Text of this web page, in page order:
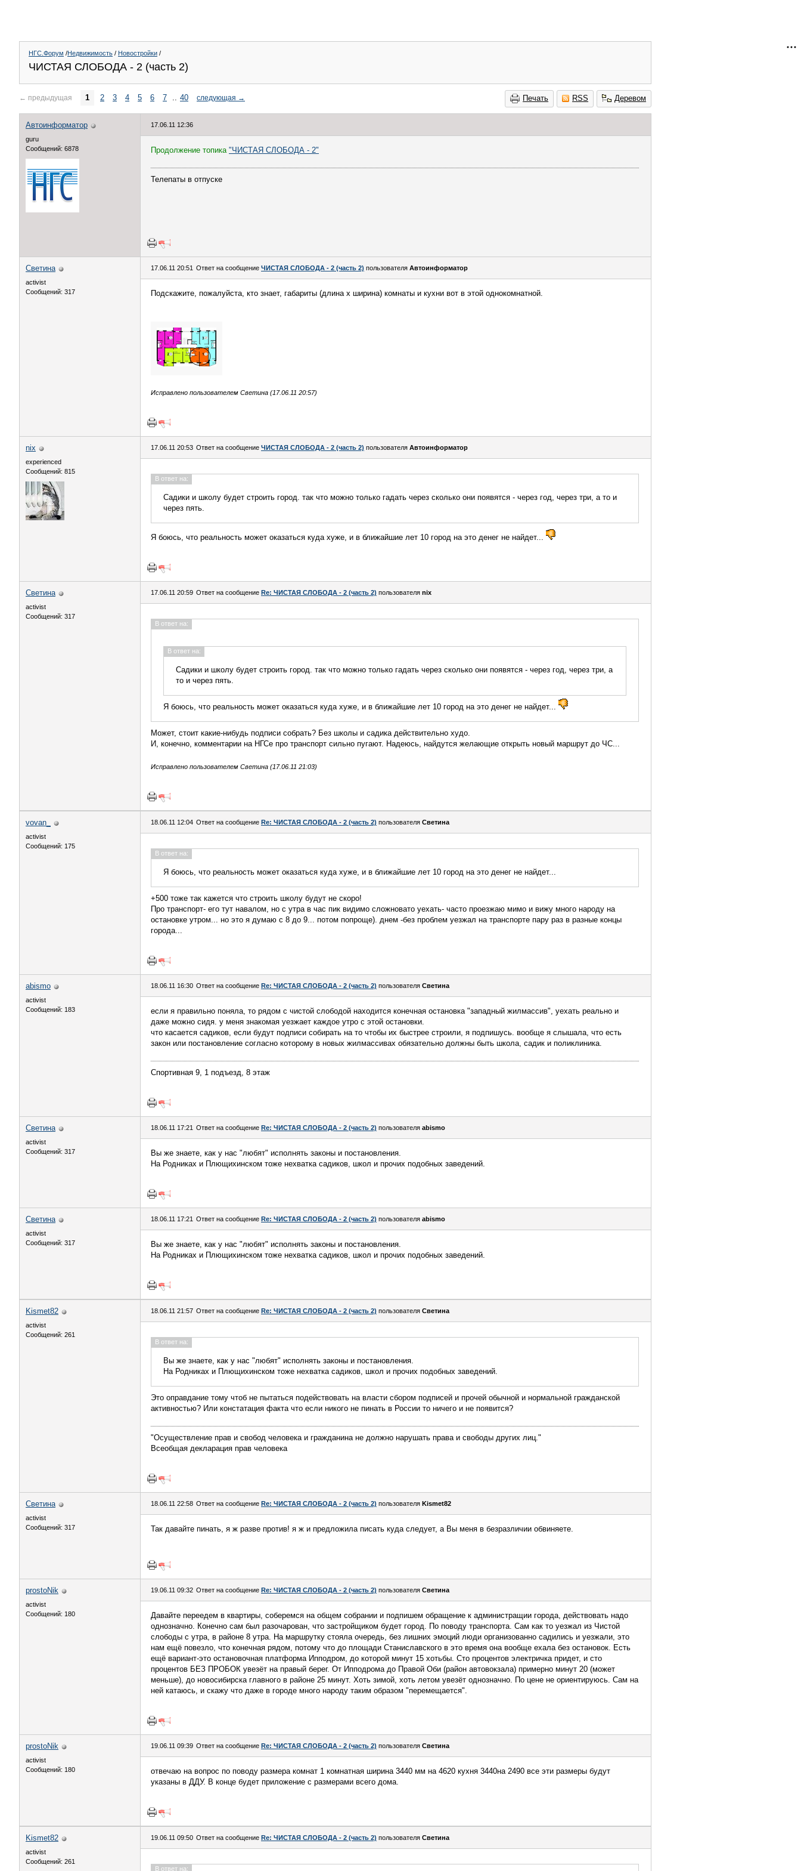
НГС.Форум /Недвижимость / Новостройки /
ЧИСТАЯ СЛОБОДА - 2 (часть 2)
Печать RSS Деревом
← предыдущая 1 2 3 4 5 6 7 .. 40 следующая →
Автоинформатор
guru
Сообщений: 6878
17.06.11 12:36
Продолжение топика "ЧИСТАЯ СЛОБОДА - 2"
Телепаты в отпуске
Светина
activist
Сообщений: 317
17.06.11 20:51 Ответ на сообщение ЧИСТАЯ СЛОБОДА - 2 (часть 2) пользователя Автоинформатор
Подскажите, пожалуйста, кто знает, габариты (длина х ширина) комнаты и кухни вот в этой однокомнатной.
Исправлено пользователем Светина (17.06.11 20:57)
nix
experienced
Сообщений: 815
17.06.11 20:53 Ответ на сообщение ЧИСТАЯ СЛОБОДА - 2 (часть 2) пользователя Автоинформатор
В ответ на:
Садики и школу будет строить город. так что можно только гадать через сколько они появятся - через год, через три, а то и
через пять.
Я боюсь, что реальность может оказаться куда хуже, и в ближайшие лет 10 город на это денег не найдет...
Светина
activist
Сообщений: 317
17.06.11 20:59 Ответ на сообщение Re: ЧИСТАЯ СЛОБОДА - 2 (часть 2) пользователя nix
В ответ на:
В ответ на:
Садики и школу будет строить город. так что можно только гадать через сколько они появятся - через год, через три, а
то и через пять.
Я боюсь, что реальность может оказаться куда хуже, и в ближайшие лет 10 город на это денег не найдет...
Может, стоит какие-нибудь подписи собрать? Без школы и садика действительно худо.
И, конечно, комментарии на НГСе про транспорт сильно пугают. Надеюсь, найдутся желающие открыть новый маршрут до ЧС...
Исправлено пользователем Светина (17.06.11 21:03)
vovan_
activist
Сообщений: 175
18.06.11 12:04 Ответ на сообщение Re: ЧИСТАЯ СЛОБОДА - 2 (часть 2) пользователя Светина
В ответ на:
Я боюсь, что реальность может оказаться куда хуже, и в ближайшие лет 10 город на это денег не найдет...
+500 тоже так кажется что строить школу будут не скоро!
Про транспорт- его тут навалом, но с утра в час пик видимо сложновато уехать- часто проезжаю мимо и вижу много народу на
остановке утром... но это я думаю с 8 до 9... потом попроще). днем -без проблем уезжал на транспорте пару раз в разные концы
города...
abismo
activist
Сообщений: 183
18.06.11 16:30 Ответ на сообщение Re: ЧИСТАЯ СЛОБОДА - 2 (часть 2) пользователя Светина
если я правильно поняла, то рядом с чистой слободой находится конечная остановка "западный жилмассив", уехать реально и
даже можно сидя. у меня знакомая уезжает каждое утро с этой остановки.
что касается садиков, если будут подписи собирать на то чтобы их быстрее строили, я подпишусь. вообще я слышала, что есть
закон или постановление согласно которому в новых жилмассивах обязательно должны быть школа, садик и поликлиника.
Спортивная 9, 1 подъезд, 8 этаж
Светина
activist
Сообщений: 317
18.06.11 17:21 Ответ на сообщение Re: ЧИСТАЯ СЛОБОДА - 2 (часть 2) пользователя abismo
Вы же знаете, как у нас "любят" исполнять законы и постановления.
На Родниках и Плющихинском тоже нехватка садиков, школ и прочих подобных заведений.
Светина
activist
Сообщений: 317
18.06.11 17:21 Ответ на сообщение Re: ЧИСТАЯ СЛОБОДА - 2 (часть 2) пользователя abismo
Вы же знаете, как у нас "любят" исполнять законы и постановления.
На Родниках и Плющихинском тоже нехватка садиков, школ и прочих подобных заведений.
Kismet82
activist
Сообщений: 261
18.06.11 21:57 Ответ на сообщение Re: ЧИСТАЯ СЛОБОДА - 2 (часть 2) пользователя Светина
В ответ на:
Вы же знаете, как у нас "любят" исполнять законы и постановления.
На Родниках и Плющихинском тоже нехватка садиков, школ и прочих подобных заведений.
Это оправдание тому чтоб не пытаться подействовать на власти сбором подписей и прочей обычной и нормальной гражданской
активностью? Или констатация факта что если никого не пинать в России то ничего и не появится?
"Осуществление прав и свобод человека и гражданина не должно нарушать права и свободы других лиц."
Всеобщая декларация прав человека
Светина
activist
Сообщений: 317
18.06.11 22:58 Ответ на сообщение Re: ЧИСТАЯ СЛОБОДА - 2 (часть 2) пользователя Kismet82
Так давайте пинать, я ж разве против! я ж и предложила писать куда следует, а Вы меня в безразличии обвиняете.
prostoNik
activist
Сообщений: 180
19.06.11 09:32 Ответ на сообщение Re: ЧИСТАЯ СЛОБОДА - 2 (часть 2) пользователя Светина
Давайте переедем в квартиры, соберемся на общем собрании и подпишем обращение к администращии города, действовать надо
однозначно. Конечно сам был разочарован, что застройщиком будет город. По поводу транспорта. Сам как то уезжал из Чистой
слободы с утра, в районе 8 утра. На маршрутку стояла очередь, без лишних эмоций люди организованно садились и уезжали, это
нам ещё повезло, что конечная рядом, потому что до площади Станиславского в это время она вообще ехала без остановок. Есть
ещё вариант-это остановочная платформа Ипподром, до которой минут 15 хотьбы. Сто процентов электричка придет, и сто
процентов БЕЗ ПРОБОК увезёт на правый берег. От Ипподрома до Правой Оби (район автовокзала) примерно минут 20 (может
меньше), до новосибирска главного в районе 25 минут. Хоть зимой, хоть летом увезёт однозначно. По цене не ориентируюсь. Сам на
ней катаюсь, и скажу что даже в городе много народу таким образом "перемещается".
prostoNik
activist
Сообщений: 180
19.06.11 09:39 Ответ на сообщение Re: ЧИСТАЯ СЛОБОДА - 2 (часть 2) пользователя Светина
отвечаю на вопрос по поводу размера комнат 1 комнатная ширина 3440 мм на 4620 кухня 3440на 2490 все эти размеры будут
указаны в ДДУ. В конце будет приложение с размерами всего дома.
Kismet82
activist
Сообщений: 261
19.06.11 09:50 Ответ на сообщение Re: ЧИСТАЯ СЛОБОДА - 2 (часть 2) пользователя Светина
В ответ на: